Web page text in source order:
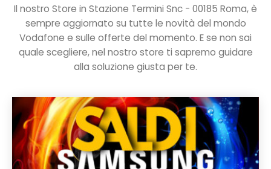
Il nostro Store in Stazione Termini Snc - 00185 Roma, è
sempre aggiornato su tutte le novità del mondo
Vodafone e sulle offerte del momento. E se non sai
quale scegliere, nel nostro store ti sapremo guidare
alla soluzione giusta per te.